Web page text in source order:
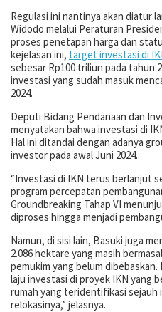
Regulasi ini nantinya akan diatur
Widodo melalui Peraturan
proses penetapan harga dan
kejelasan ini, target investasi di
sebesar Rp100 triliun pada tahun
investasi yang sudah masuk
2024.
Deputi Bidang Pendanaan dan
menyatakan bahwa investasi di
Hal ini ditandai dengan adanya
investor pada awal Juni 2024.
“Investasi di IKN terus berlanjut
program percepatan
Groundbreaking Tahap VI
diproses hingga menjadi
Namun, di sisi lain, Basuki juga
2.086 hektare yang masih
pemukim yang belum
laju investasi di proyek IKN yang
rumah yang teridentifikasi sejauh
relokasinya,” jelasnya.